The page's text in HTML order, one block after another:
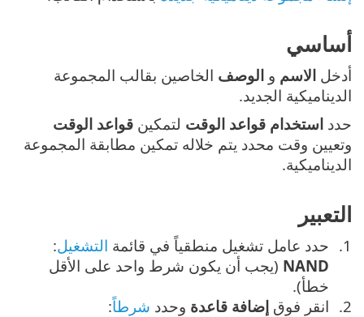
أساسي
أدخل الاسم و الوصف الخاصين بقالب المجموعة
الديناميكية الجديد.
حدد استخدام قواعد الوقت لتمكين قواعد الوقت
وتعيين وقت محدد يتم خلاله تمكين مطابقة المجموعة
الديناميكية.
التعبير
حدد عامل تشغيل منطقياً في قائمة التشغيل:
NAND (يجب أن يكون شرط واحد على الأقل
خطأ).
انقر فوق إضافة قاعدة وحدد شرطاً: